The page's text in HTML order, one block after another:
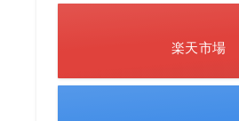
楽天市場